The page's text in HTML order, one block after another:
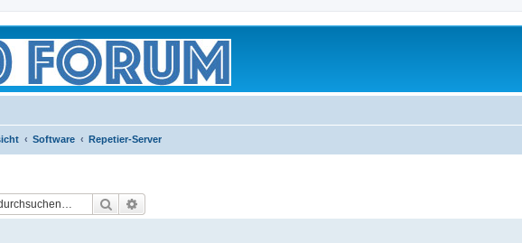
Software Repetier-Server
Suche